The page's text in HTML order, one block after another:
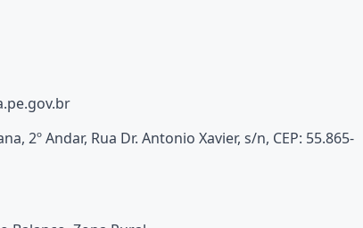
2º Andar, Rua Dr. Antonio Xavier, s/n, CEP: 55.865-